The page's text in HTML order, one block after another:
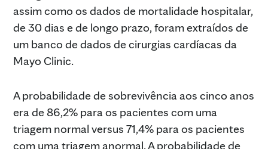
assim como os dados de mortalidade hospitalar,
de 30 dias e de longo prazo, foram extraídos de
um banco de dados de cirurgias cardíacas da
Mayo Clinic.
A probabilidade de sobrevivência aos cinco anos
era de 86,2% para os pacientes com uma
triagem normal versus 71,4% para os pacientes
com uma triagem anormal. A probabilidade de